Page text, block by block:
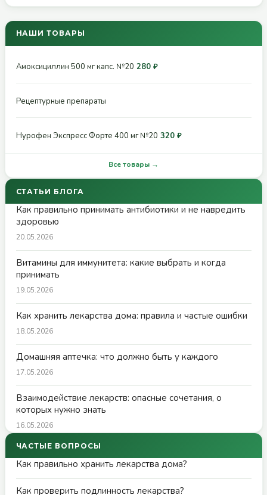
НАШИ ТОВАРЫ
Амоксициллин 500 мг капс. №20 280 ₽
Рецептурные препараты
Нурофен Экспресс Форте 400 мг №20 320 ₽
Все товары →
СТАТЬИ БЛОГА
Как правильно принимать антибиотики и не навредить
здоровью
20.05.2026
Витамины для иммунитета: какие выбрать и когда
принимать
19.05.2026
Как хранить лекарства дома: правила и частые ошибки
18.05.2026
Домашняя аптечка: что должно быть у каждого
17.05.2026
Взаимодействие лекарств: опасные сочетания, о
которых нужно знать
16.05.2026
ЧАСТЫЕ ВОПРОСЫ
Как правильно хранить лекарства дома?
Как проверить подлинность лекарства?